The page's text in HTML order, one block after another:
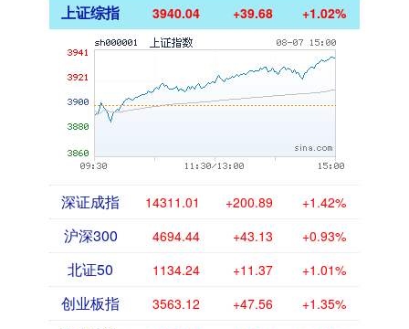
上证综指 3940.04 +39.68 +1.02%
深证成指 14311.01 +200.89 +1.42%
沪深300 4694.44 +43.13 +0.93%
北证50 1134.24 +11.37 +1.01%
创业板指 3563.12 +47.56 +1.35%